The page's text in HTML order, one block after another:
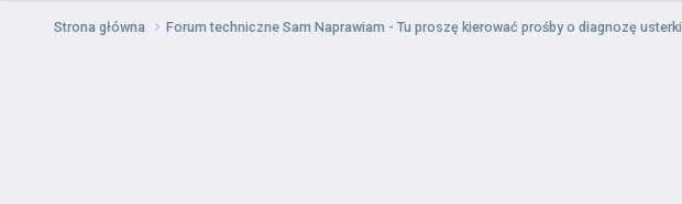
Strona główna Forum techniczne Sam Naprawiam - Tu proszę kierować prośby o diagnozę usterki